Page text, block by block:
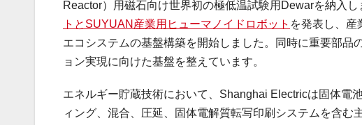
Reactor）用磁石向け世界初の極低温試験用Dewarを納入
トとSUYUAN産業用ヒューマノイドロボット を発表し、産
エコシステムの基盤構築を開始しました。同時に重要部
ョン実現に向けた基盤を整えています。
エネルギー貯蔵技術において、Shanghai Electricは固体電
ィング、混合、圧延、固体電解質転写印刷システムを含む